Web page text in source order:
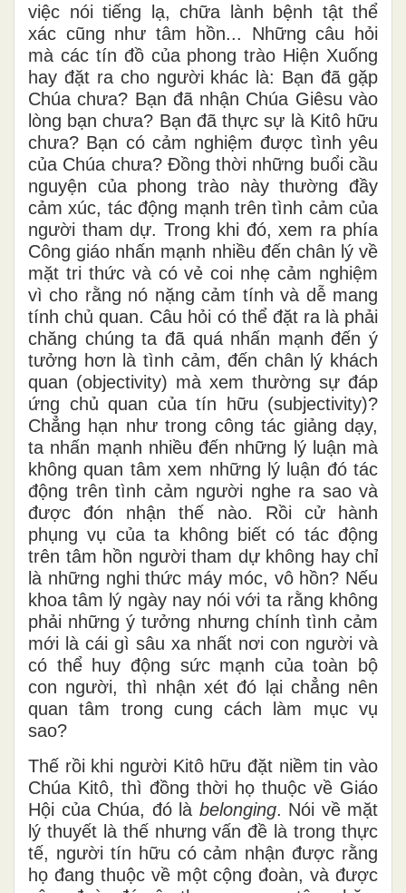
việc nói tiếng lạ, chữa lành bệnh tật thể
xác cũng như tâm hồn... Những câu hỏi
mà các tín đồ của phong trào Hiện Xuống
hay đặt ra cho người khác là: Bạn đã gặp
Chúa chưa? Bạn đã nhận Chúa Giêsu vào
lòng bạn chưa? Bạn đã thực sự là Kitô hữu
chưa? Bạn có cảm nghiệm được tình yêu
của Chúa chưa? Đồng thời những buổi cầu
nguyện của phong trào này thường đầy
cảm xúc, tác động mạnh trên tình cảm của
người tham dự. Trong khi đó, xem ra phía
Công giáo nhấn mạnh nhiều đến chân lý về
mặt tri thức và có vẻ coi nhẹ cảm nghiệm
vì cho rằng nó nặng cảm tính và dễ mang
tính chủ quan. Câu hỏi có thể đặt ra là phải
chăng chúng ta đã quá nhấn mạnh đến ý
tưởng hơn là tình cảm, đến chân lý khách
quan (objectivity) mà xem thường sự đáp
ứng chủ quan của tín hữu (subjectivity)?
Chẳng hạn như trong công tác giảng dạy,
ta nhấn mạnh nhiều đến những lý luận mà
không quan tâm xem những lý luận đó tác
động trên tình cảm người nghe ra sao và
được đón nhận thế nào. Rồi cử hành
phụng vụ của ta không biết có tác động
trên tâm hồn người tham dự không hay chỉ
là những nghi thức máy móc, vô hồn? Nếu
khoa tâm lý ngày nay nói với ta rằng không
phải những ý tưởng nhưng chính tình cảm
mới là cái gì sâu xa nhất nơi con người và
có thể huy động sức mạnh của toàn bộ
con người, thì nhận xét đó lại chẳng nên
quan tâm trong cung cách làm mục vụ
sao?
Thế rồi khi người Kitô hữu đặt niềm tin vào
Chúa Kitô, thì đồng thời họ thuộc về Giáo
Hội của Chúa, đó là belonging. Nói về mặt
lý thuyết là thế nhưng vấn đề là trong thực
tế, người tín hữu có cảm nhận được rằng
họ đang thuộc về một cộng đoàn, và được